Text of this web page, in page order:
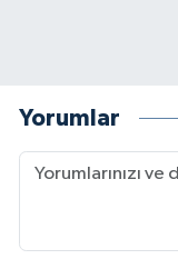
Yorumlar